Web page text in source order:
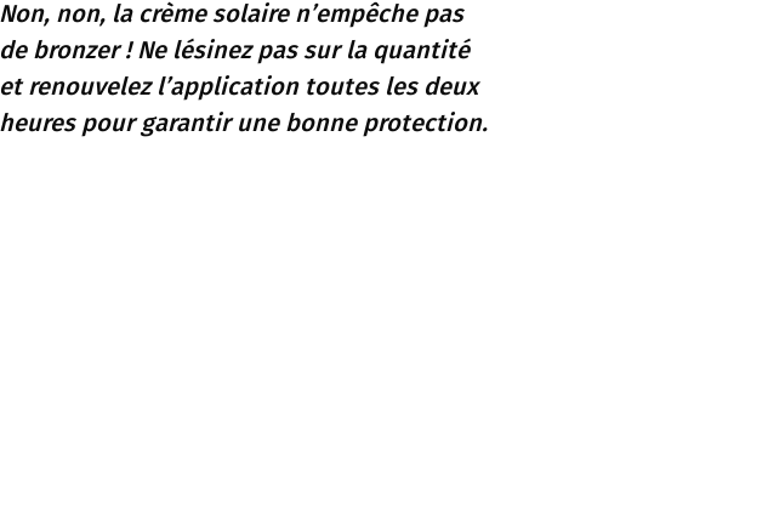
Non, non, la crème solaire n’empêche pas
de bronzer ! Ne lésinez pas sur la quantité
et renouvelez l’application toutes les deux
heures pour garantir une bonne protection.